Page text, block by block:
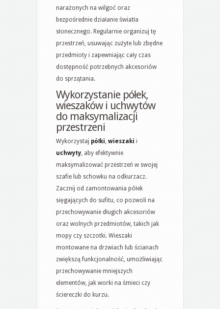
narażonych na wilgoć oraz
bezpośrednie działanie światła
słonecznego. Regularnie organizuj tę
przestrzeń, usuwając zużyte lub zbędne
przedmioty i zapewniając cały czas
dostępność potrzebnych akcesoriów
do sprzątania.
Wykorzystanie półek,
wieszaków i uchwytów
do maksymalizacji
przestrzeni
Wykorzystaj półki, wieszaki i
uchwyty, aby efektywnie
maksymalizować przestrzeń w swojej
szafie lub schowku na odkurzacz.
Zacznij od zamontowania półek
sięgających do sufitu, co pozwoli na
przechowywanie długich akcesoriów
oraz wolnych przedmiotów, takich jak
mopy czy szczotki. Wieszaki
montowane na drzwiach lub ścianach
zwiększą funkcjonalność, umożliwiając
przechowywanie mniejszych
elementów, jak worki na śmieci czy
ściereczki do kurzu.